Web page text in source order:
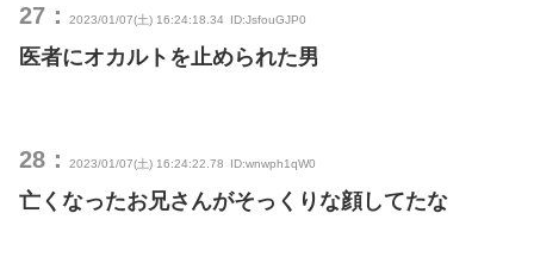
27： 2023/01/07(土) 16:24:18.34 ID:JsfouGJP0
医者にオカルトを止められた男
28： 2023/01/07(土) 16:24:22.78 ID:wnwph1qW0
亡くなったお兄さんがそっくりな顔してたな